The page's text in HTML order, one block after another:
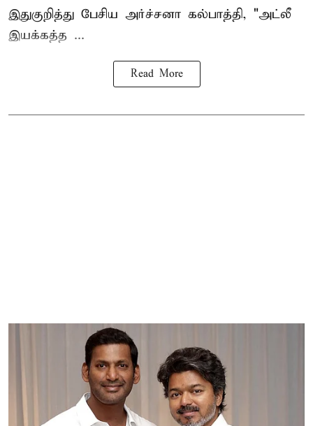
இதுகுறித்து பேசிய அர்ச்சனா கல்பாத்தி, "அட்லீ
இயக்கத்த ...
Read More